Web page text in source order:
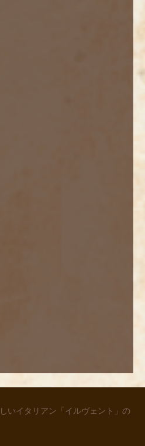
いイタリアン「イルヴェント」の